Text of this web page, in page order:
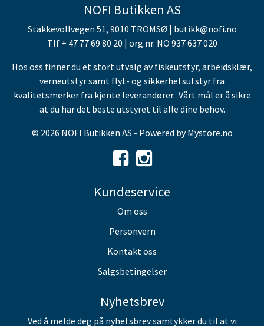
NOFI Butikken AS
Stakkevollvegen 51, 9010 TROMSØ | butikk@nofi.no
Tlf + 47 77 69 80 20 | org.nr. NO 937 637 020
Hos oss finner du et stort utvalg av fiskeutstyr, arbeidsklær,
verneutstyr samt flyt- og sikkerhetsutstyr fra
kvalitetsmerker fra kjente leverandører. Vårt mål er å sikre
at du har det beste utstyret til alle dine behov.
© 2026 NOFI Butikken AS - Powered byMystore.no
Kundeservice
Om oss
Personvern
Kontakt oss
Salgsbetingelser
Nyhetsbrev
Ved å melde deg på nyhetsbrev samtykker du til at vi